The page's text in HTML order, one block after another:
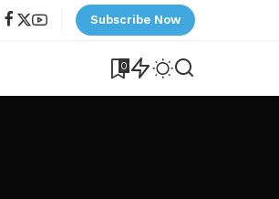
Subscribe Now
0